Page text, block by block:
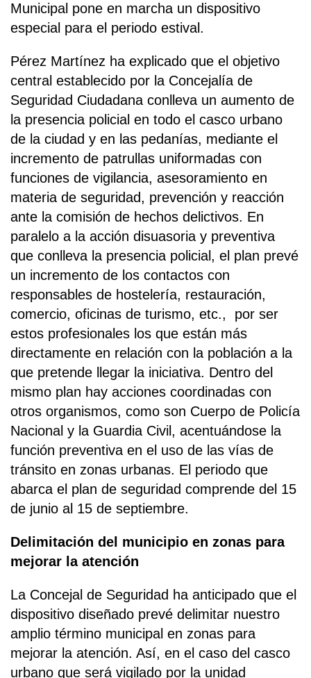
Municipal pone en marcha un dispositivo
especial para el periodo estival.
Pérez Martínez ha explicado que el objetivo
central establecido por la Concejalía de
Seguridad Ciudadana conlleva un aumento de
la presencia policial en todo el casco urbano
de la ciudad y en las pedanías, mediante el
incremento de patrullas uniformadas con
funciones de vigilancia, asesoramiento en
materia de seguridad, prevención y reacción
ante la comisión de hechos delictivos. En
paralelo a la acción disuasoria y preventiva
que conlleva la presencia policial, el plan prevé
un incremento de los contactos con
responsables de hostelería, restauración,
comercio, oficinas de turismo, etc., por ser
estos profesionales los que están más
directamente en relación con la población a la
que pretende llegar la iniciativa. Dentro del
mismo plan hay acciones coordinadas con
otros organismos, como son Cuerpo de Policía
Nacional y la Guardia Civil, acentuándose la
función preventiva en el uso de las vías de
tránsito en zonas urbanas. El periodo que
abarca el plan de seguridad comprende del 15
de junio al 15 de septiembre.
Delimitación del municipio en zonas para
mejorar la atención
La Concejal de Seguridad ha anticipado que el
dispositivo diseñado prevé delimitar nuestro
amplio término municipal en zonas para
mejorar la atención. Así, en el caso del casco
urbano que será vigilado por la unidad